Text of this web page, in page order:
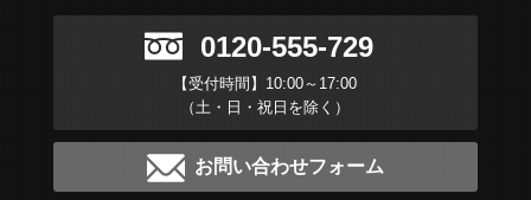
0120-555-729
【受付時間】10:00～17:00
（土・日・祝日を除く）
お問い合わせフォーム